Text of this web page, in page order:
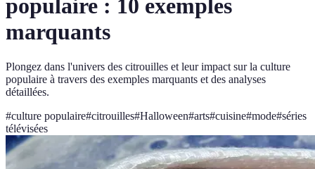
populaire : 10 exemples
marquants
Plongez dans l'univers des citrouilles et leur impact sur la culture
populaire à travers des exemples marquants et des analyses
détaillées.
#culture populaire#citrouilles#Halloween#arts#cuisine#mode#séries
télévisées